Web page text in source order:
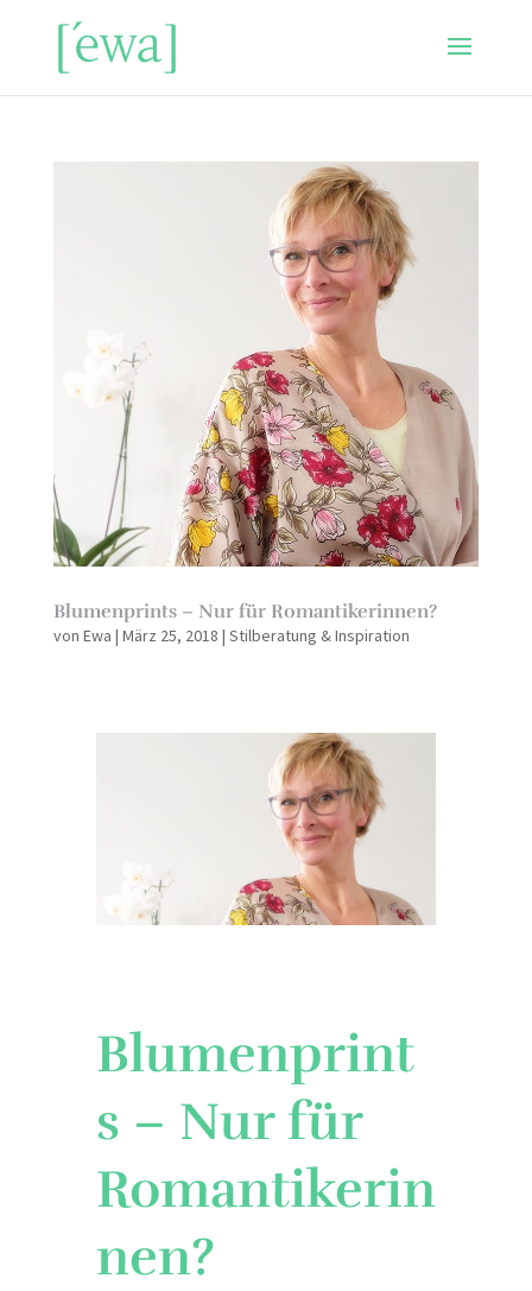
Blumenprints – Nur für Romantikerinnen?
von Ewa | März 25, 2018 | Stilberatung & Inspiration
Blumenprint
s – Nur für
Romantikerin
nen?